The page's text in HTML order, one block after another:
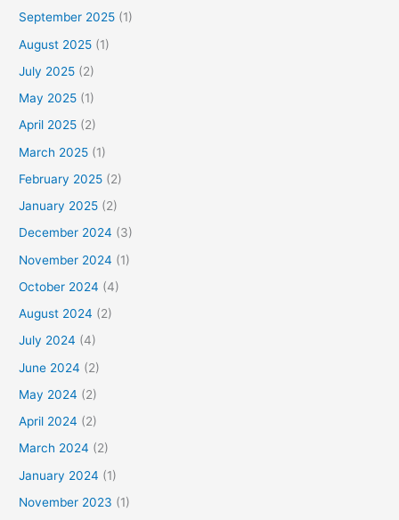
September 2025 (1)
August 2025 (1)
July 2025 (2)
May 2025 (1)
April 2025 (2)
March 2025 (1)
February 2025 (2)
January 2025 (2)
December 2024 (3)
November 2024 (1)
October 2024 (4)
August 2024 (2)
July 2024 (4)
June 2024 (2)
May 2024 (2)
April 2024 (2)
March 2024 (2)
January 2024 (1)
November 2023 (1)